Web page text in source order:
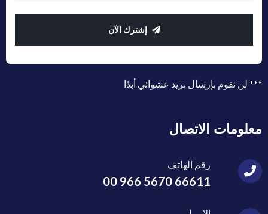
إشترك الآن
*** لن نقوم بإرسال بريد عشوائي أبدًا
معلومات الاتصال
رقم الهاتف
00 966 5670 66611